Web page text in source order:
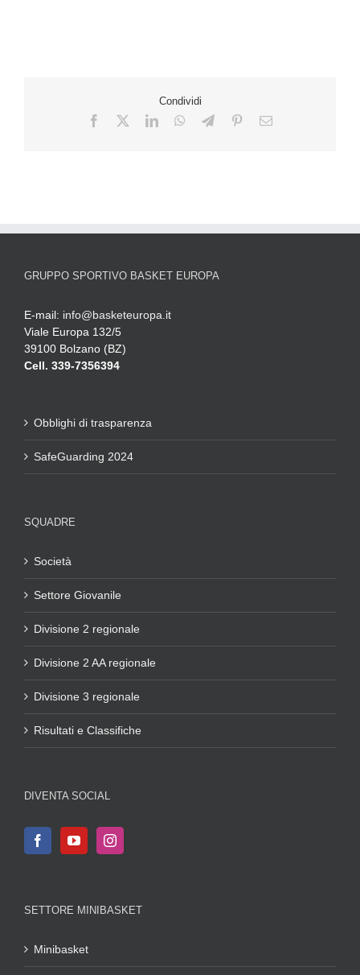
Condividi
GRUPPO SPORTIVO BASKET EUROPA
E-mail: info@basketeuropa.it
Viale Europa 132/5
39100 Bolzano (BZ)
Cell. 339-7356394
Obblighi di trasparenza
SafeGuarding 2024
SQUADRE
Società
Settore Giovanile
Divisione 2 regionale
Divisione 2 AA regionale
Divisione 3 regionale
Risultati e Classifiche
DIVENTA SOCIAL
SETTORE MINIBASKET
Minibasket